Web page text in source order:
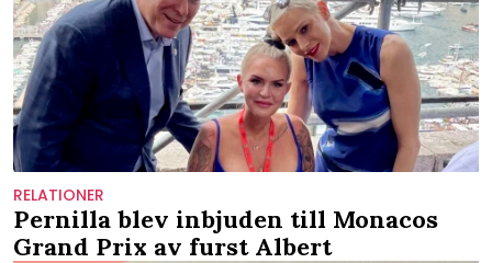
RELATIONER
Pernilla blev inbjuden till Monacos
Grand Prix av furst Albert